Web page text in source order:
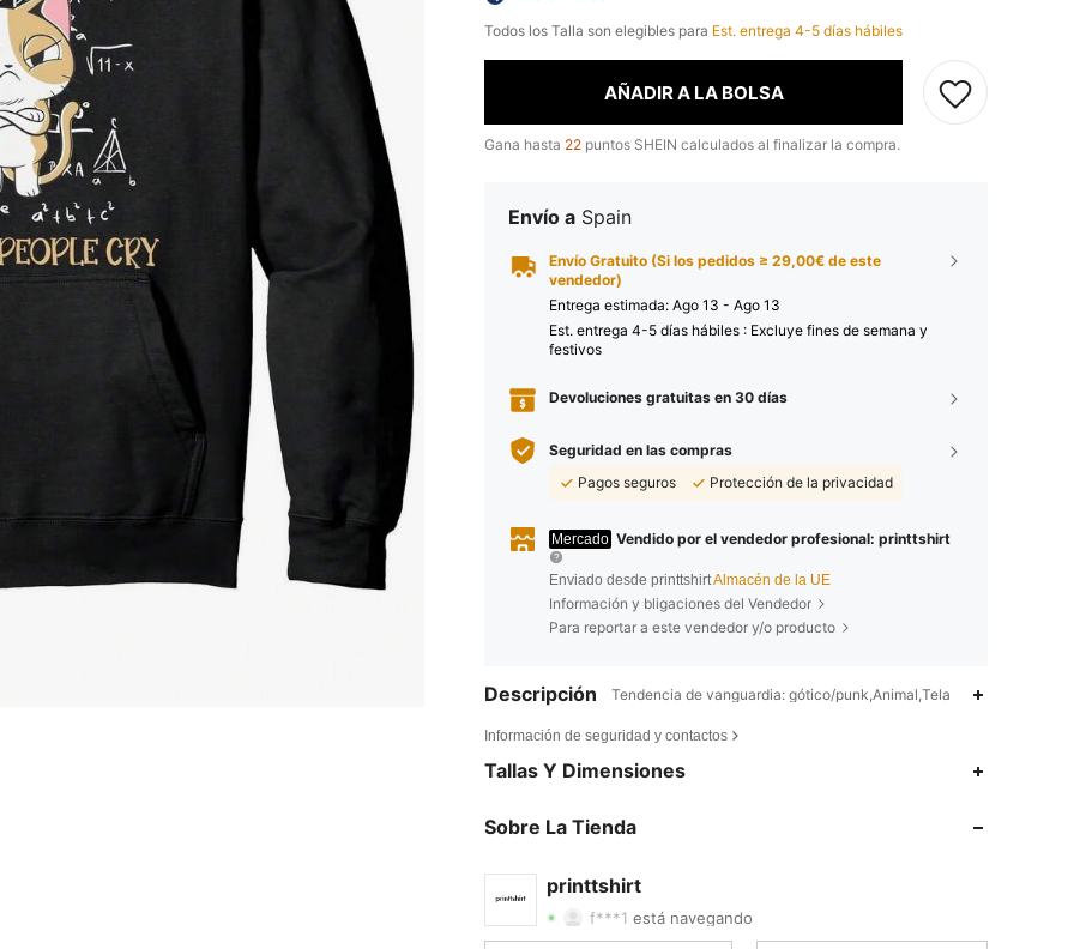
Todos los Talla son elegibles para Est. entrega 4-5 días hábiles
AÑADIR A LA BOLSA
Gana hasta 22 puntos SHEIN calculados al finalizar la compra.
Envío a Spain
Envío Gratuito (Si los pedidos ≥ 29,00€ de este
vendedor)
Entrega estimada: Ago 13 - Ago 13
Est. entrega 4-5 días hábiles : Excluye fines de semana y
festivos
Devoluciones gratuitas en 30 días
Seguridad en las compras
Pagos seguros
Protección de la privacidad
Mercado Vendido por el vendedor profesional: printtshirt
Enviado desde printtshirtAlmacén de la UE
Información y bligaciones del Vendedor
Para reportar a este vendedor y/o producto
Descripción Tendencia de vanguardia: gótico/punk,Animal,Tela
Información de seguridad y contactos
Tallas Y Dimensiones
Sobre La Tienda
printtshirt
4,66
4,66
4,66
f***1 está navegando